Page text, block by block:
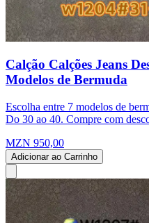
Calção Calções Jeans
Modelos de Bermuda
Escolha entre 7 modelos de
Do 30 ao 40. Compre com
MZN 950,00
Adicionar ao Carrinho